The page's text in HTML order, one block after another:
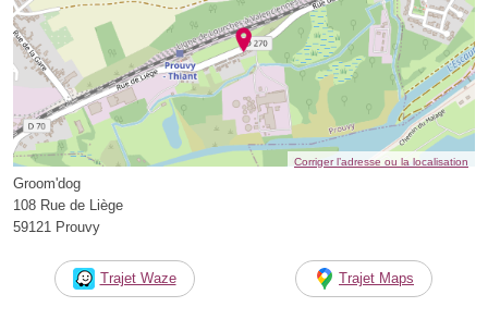
Corriger l’adresse ou la localisation
Groom'dog
108 Rue de Liège
59121 Prouvy
Trajet Waze Trajet Maps